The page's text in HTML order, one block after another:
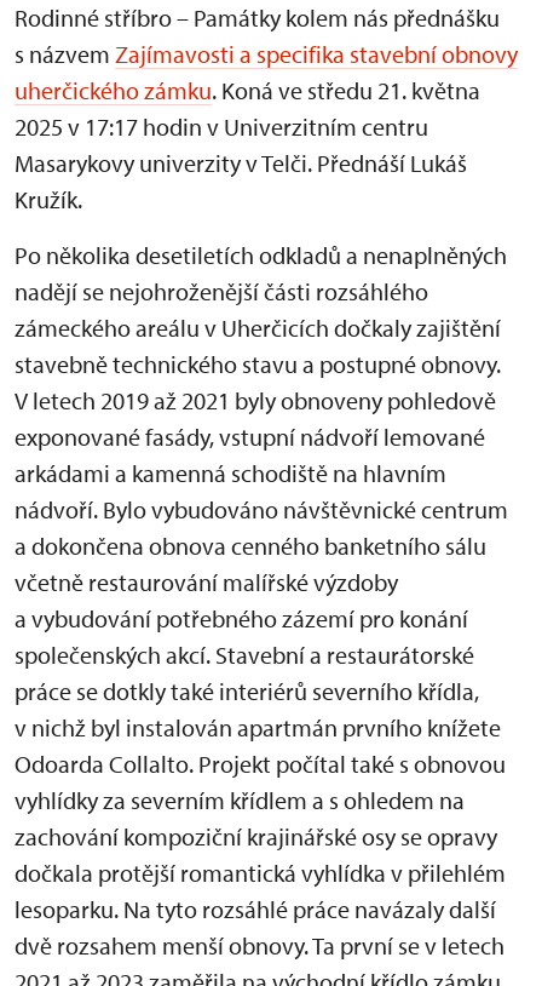
Rodinné stříbro – Památky kolem nás přednášku
s názvem Zajímavosti a specifika stavební obnovy
uherčického zámku. Koná ve středu 21. května
2025 v 17:17 hodin v Univerzitním centru
Masarykovy univerzity v Telči. Přednáší Lukáš
Kružík.
Po několika desetiletích odkladů a nenaplněných
nadějí se nejohroženější části rozsáhlého
zámeckého areálu v Uherčicích dočkaly zajištění
stavebně technického stavu a postupné obnovy.
V letech 2019 až 2021 byly obnoveny pohledově
exponované fasády, vstupní nádvoří lemované
arkádami a kamenná schodiště na hlavním
nádvoří. Bylo vybudováno návštěvnické centrum
a dokončena obnova cenného banketního sálu
včetně restaurování malířské výzdoby
a vybudování potřebného zázemí pro konání
společenských akcí. Stavební a restaurátorské
práce se dotkly také interiérů severního křídla,
v nichž byl instalován apartmán prvního knížete
Odoarda Collalto. Projekt počítal také s obnovou
vyhlídky za severním křídlem a s ohledem na
zachování kompoziční krajinářské osy se opravy
dočkala protější romantická vyhlídka v přilehlém
lesoparku. Na tyto rozsáhlé práce navázaly další
dvě rozsahem menší obnovy. Ta první se v letech